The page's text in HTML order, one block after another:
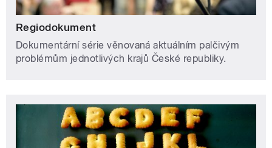
Regiodokument
Dokumentární série věnovaná aktuálním palčivým
problémům jednotlivých krajů České republiky.